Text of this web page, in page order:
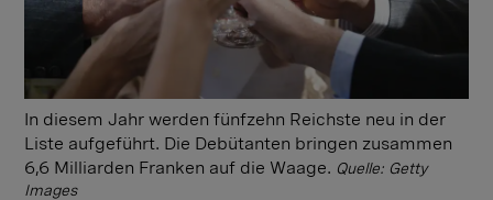
In diesem Jahr werden fünfzehn Reichste neu in der
Liste aufgeführt. Die Debütanten bringen zusammen
6,6 Milliarden Franken auf die Waage. Quelle: Getty
Images